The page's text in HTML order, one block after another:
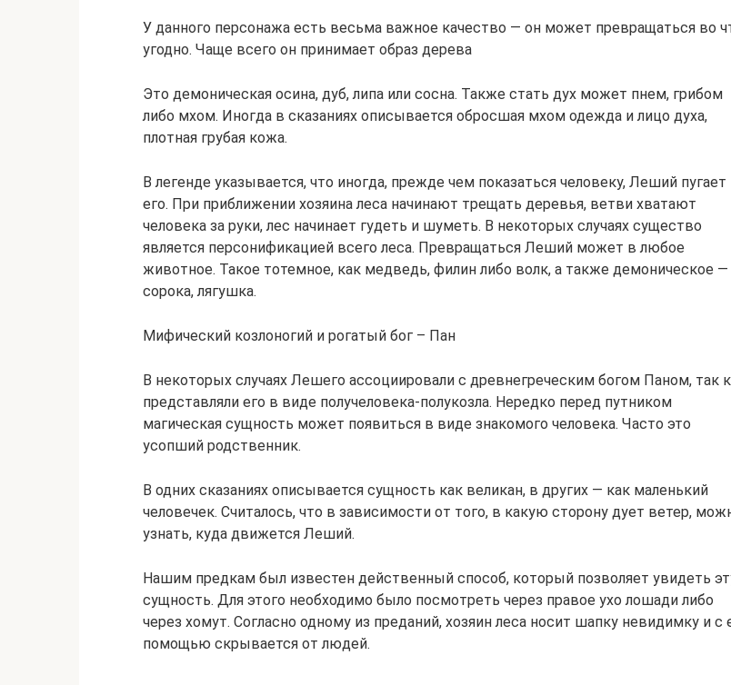
У данного персонажа есть весьма важное качество — он может превращаться во
угодно. Чаще всего он принимает образ дерева
Это демоническая осина, дуб, липа или сосна. Также стать дух может пнем, грибом
либо мхом. Иногда в сказаниях описывается обросшая мхом одежда и лицо духа,
плотная грубая кожа.
В легенде указывается, что иногда, прежде чем показаться человеку, Леший пугает
его. При приближении хозяина леса начинают трещать деревья, ветви хватают
человека за руки, лес начинает гудеть и шуметь. В некоторых случаях существо
является персонификацией всего леса. Превращаться Леший может в любое
животное. Такое тотемное, как медведь, филин либо волк, а также демоническое —
сорока, лягушка.
Мифический козлоногий и рогатый бог – Пан
В некоторых случаях Лешего ассоциировали с древнегреческим богом Паном, так
представляли его в виде получеловека-полукозла. Нередко перед путником
магическая сущность может появиться в виде знакомого человека. Часто это
усопший родственник.
В одних сказаниях описывается сущность как великан, в других — как маленький
человечек. Считалось, что в зависимости от того, в какую сторону дует ветер,
узнать, куда движется Леший.
Нашим предкам был известен действенный способ, который позволяет увидеть
сущность. Для этого необходимо было посмотреть через правое ухо лошади либо
через хомут. Согласно одному из преданий, хозяин леса носит шапку невидимку и с
помощью скрывается от людей.